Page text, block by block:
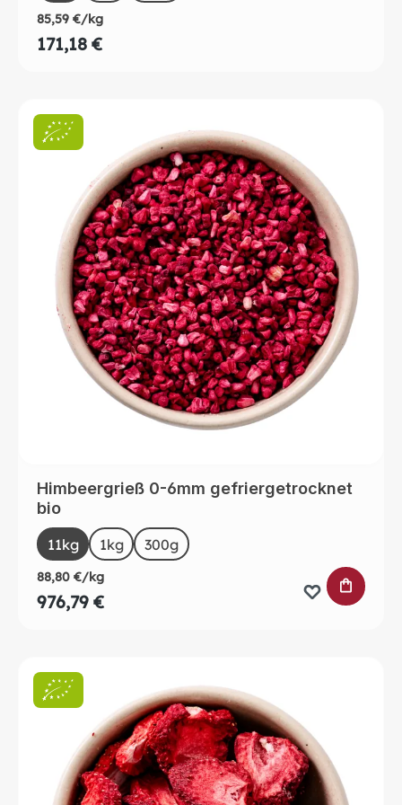
85,59 €/kg
171,18 €
Himbeergrieß 0-6mm gefriergetrocknet
bio
Sizeauswählen
11kg 1kg 300g
88,80 €/kg
976,79 €
IN DEN